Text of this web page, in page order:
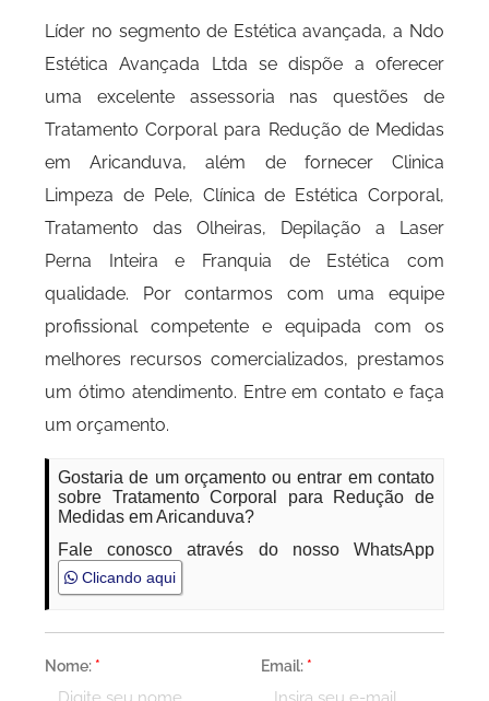
Líder no segmento de Estética avançada, a Ndo
Estética Avançada Ltda se dispõe a oferecer
uma excelente assessoria nas questões de
Tratamento Corporal para Redução de Medidas
em Aricanduva, além de fornecer Clinica
Limpeza de Pele, Clínica de Estética Corporal,
Tratamento das Olheiras, Depilação a Laser
Perna Inteira e Franquia de Estética com
qualidade. Por contarmos com uma equipe
profissional competente e equipada com os
melhores recursos comercializados, prestamos
um ótimo atendimento. Entre em contato e faça
um orçamento.
Gostaria de um orçamento ou entrar em contato
sobre Tratamento Corporal para Redução de
Medidas em Aricanduva?
Fale conosco através do nosso WhatsApp
Clicando aqui
Nome: * Email: *